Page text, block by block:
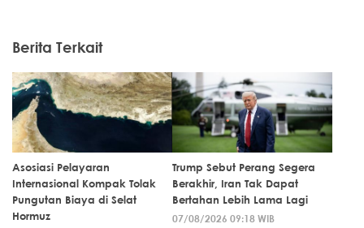
Berita Terkait
Asosiasi Pelayaran
Internasional Kompak Tolak
Pungutan Biaya di Selat
Hormuz
Trump Sebut Perang Segera
Berakhir, Iran Tak Dapat
Bertahan Lebih Lama Lagi
07/08/2026 09:18 WIB